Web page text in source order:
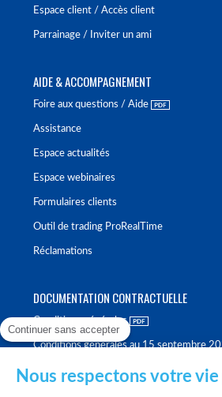
Espace client / Accès client
Parrainage / Inviter un ami
AIDE & ACCOMPAGNEMENT
Foire aux questions / Aide
Assistance
Espace actualités
Espace webinaires
Formulaires clients
Outil de trading ProRealTime
Réclamations
DOCUMENTATION CONTRACTUELLE
Conditions générales
Conditions générales au 15 septembre
Continuer sans accepter
Nous respectons votre